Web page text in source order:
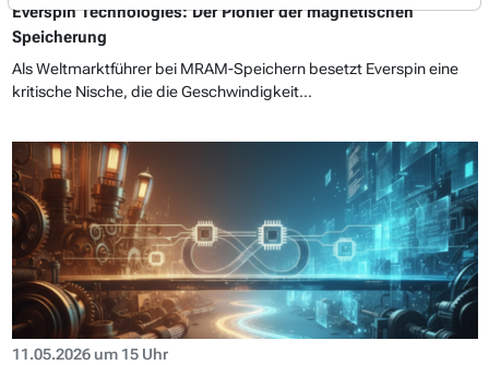
Everspin Technologies: Der Pionier der magnetischen
Speicherung
Als Weltmarktführer bei MRAM-Speichern besetzt Everspin eine
kritische Nische, die die Geschwindigkeit...
11.05.2026 um 15 Uhr